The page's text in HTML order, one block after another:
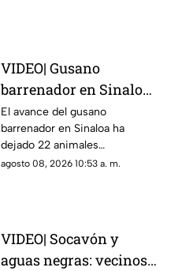
VIDEO| Gusano
barrenador en Sinaloa:
22 casos de ganado
infectado en el sur del
estado
El avance del gusano
barrenador en Sinaloa ha
dejado 22 animales
contagiados, centrando su
agosto 08, 2026 10:53 a. m.
VIDEO| Socavón y
aguas negras: vecinos